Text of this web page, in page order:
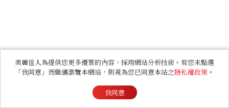
美麗佳人為提供您更多優質的內容，採用網站分析技術。若您未點選
「我同意」而繼續瀏覽本網站，則視為您已同意本站之隱私權政策 。
我同意